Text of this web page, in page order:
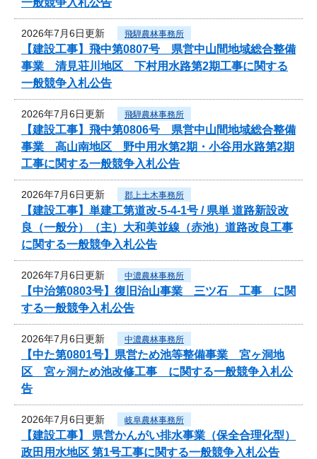
2026年7月6日更新 飛騨農林事務所
【建設工事】飛中第0807号 県営中山間地域総合整備
事業 清見荘川地区 下村用水路第2期工事に関する
一般競争入札公告
2026年7月6日更新 飛騨農林事務所
【建設工事】飛中第0806号 県営中山間地域総合整備
事業 高山南地区 野中用水第2期・小谷用水路第2期
工事に関する一般競争入札公告
2026年7月6日更新 郡上土木事務所
【建設工事】単建工第道改-5-4-1号 / 県単 道路新設改
良（一般分）（主）大和美並線（赤池）道路改良工事
に関する一般競争入札公告
2026年7月6日更新 中濃農林事務所
【中治第0803号】復旧治山事業 三ツ石 工事 に関
する一般競争入札公告
2026年7月6日更新 中濃農林事務所
【中た第0801号】県営ため池等整備事業 宮ヶ洞地
区 宮ヶ洞ため池改修工事 に関する一般競争入札公
告
2026年7月6日更新 岐阜農林事務所
【建設工事】 県営かんがい排水事業（保全合理化型）
政田用水地区 第1号工事に関する一般競争入札公告